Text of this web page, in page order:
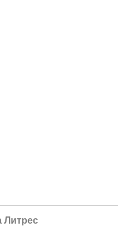
Литрес